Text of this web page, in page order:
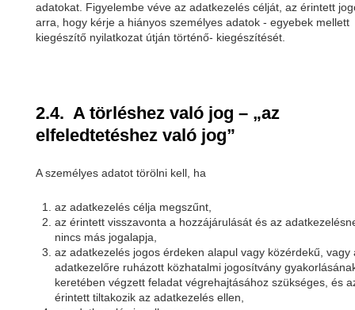
adatokat. Figyelembe véve az adatkezelés célját, az érintett
arra, hogy kérje a hiányos személyes adatok - egyebek mellett
kiegészítő nyilatkozat útján történő- kiegészítését.
2.4. A törléshez való jog – „az
elfeledtetéshez való jog”
A személyes adatot törölni kell, ha
az adatkezelés célja megszűnt,
az érintett visszavonta a hozzájárulását és az
nincs más jogalapja,
az adatkezelés jogos érdeken alapul vagy közérdekű, vagy
adatkezelőre ruházott közhatalmi jogosítvány
keretében végzett feladat végrehajtásához szükséges, és
érintett tiltakozik az adatkezelés ellen,